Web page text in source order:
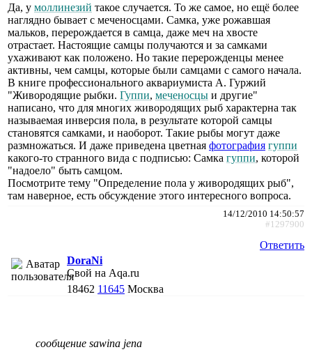
Да, у моллинезий такое случается. То же самое, но ещё более
наглядно бывает с меченосцами. Самка, уже рожавшая
мальков, перерождается в самца, даже меч на хвосте
отрастает. Настоящие самцы получаются и за самками
ухаживают как положено. Но такие перерожденцы менее
активны, чем самцы, которые были самцами с самого начала.
В книге профессионального аквариумиста А. Гуржий
"Живородящие рыбки. Гуппи, меченосцы и другие"
написано, что для многих живородящих рыб характерна так
называемая инверсия пола, в результате которой самцы
становятся самками, и наоборот. Такие рыбы могут даже
размножаться. И даже приведена цветная фотография гуппи
какого-то странного вида с подписью: Самка гуппи, которой
"надоело" быть самцом.
Посмотрите тему "Определение пола у живородящих рыб",
там наверное, есть обсуждение этого интересного вопроса.
14/12/2010 14:50:57
#1297900
Ответить
DoraNi
Свой на Aqa.ru
18462 11645 Москва
сообщение sawina jena